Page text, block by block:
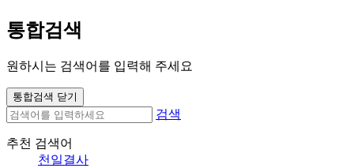
통합검색
원하시는 검색어를 입력해 주세요
통합검색 닫기
검색
추천 검색어
천일결사